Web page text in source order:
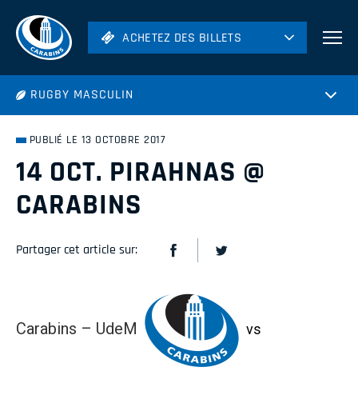
ACHETEZ DES BILLETS
Hockey
ACHETEZ DES BILLETS
RUGBY MASCULIN
PUBLIÉ LE 13 OCTOBRE 2017
14 OCT. PIRAHNAS @
CARABINS
Partager cet article sur:
Carabins – UdeM vs